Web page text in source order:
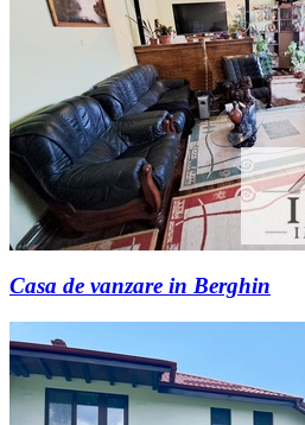
Casa de vanzare in Berghin